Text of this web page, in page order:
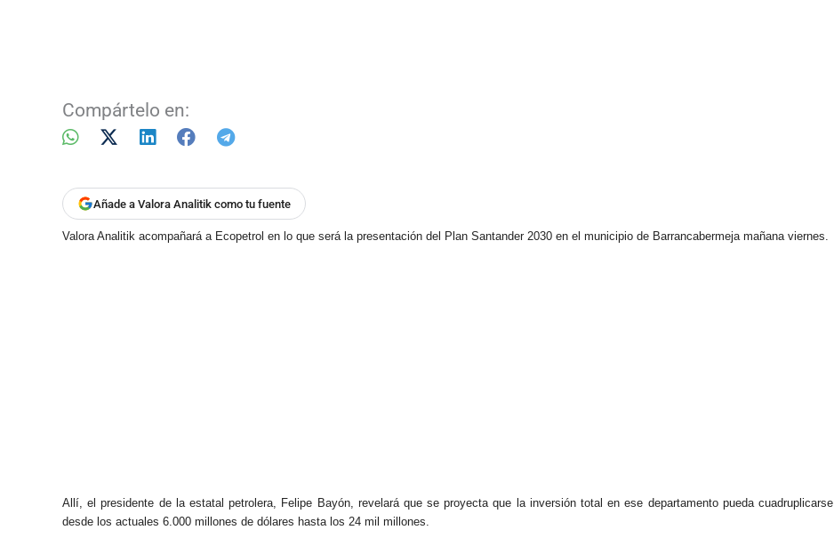
Compártelo en:
Añade a Valora Analitik como tu fuente
Valora Analitik acompañará a Ecopetrol en lo que será la presentación del Plan Santander 2030 en el municipio de Barrancabermeja mañana viernes.
Allí, el presidente de la estatal petrolera, Felipe Bayón, revelará que se proyecta que la inversión total en ese departamento pueda cuadruplicarse
desde los actuales 6.000 millones de dólares hasta los 24 mil millones.